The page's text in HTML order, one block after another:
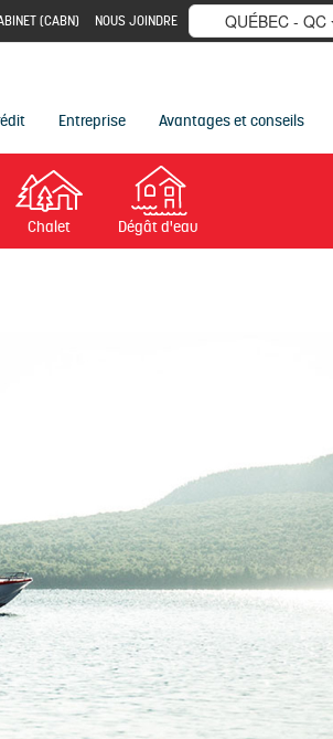
(CABN) NOUS JOINDRE QUÉBEC - QC
Entreprise Avantages et conseils
Chalet Dégât d'eau